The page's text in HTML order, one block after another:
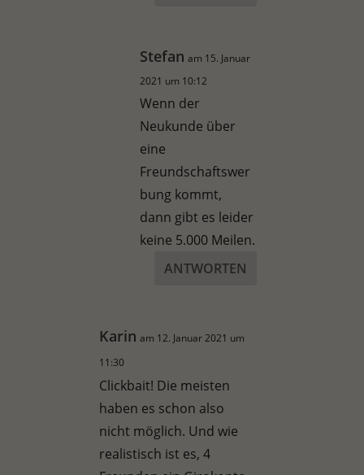
Stefan am 15. Januar
2021 um 10:12
Wenn der
Neukunde über
eine
Freundschaftswer
bung kommt,
dann gibt es leider
keine 5.000 Meilen.
ANTWORTEN
Karin am 12. Januar 2021 um
11:30
Clickbait! Die meisten
haben es schon also
nicht möglich. Und wie
realistisch ist es, 4